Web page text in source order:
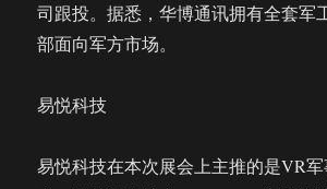
司跟投。据悉，华博通讯拥有全套军
部面向军方市场。
易悦科技
易悦科技在本次展会上主推的是VR